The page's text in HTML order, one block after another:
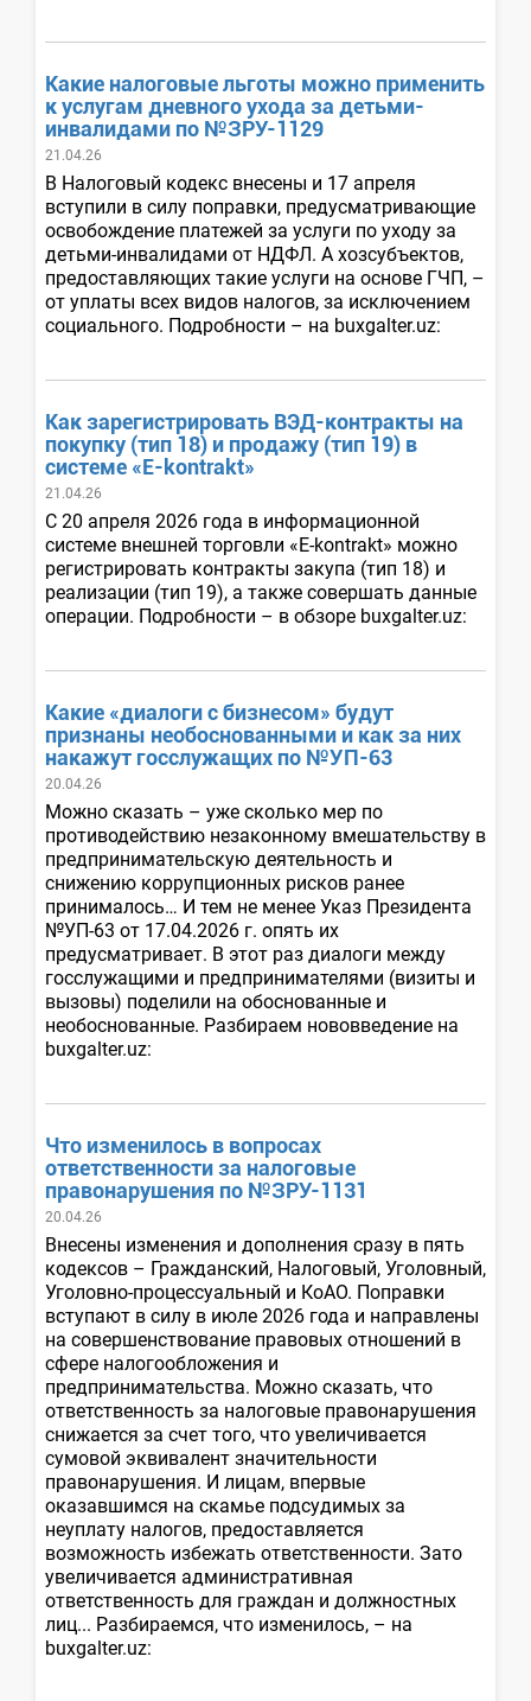
Какие налоговые льготы можно применить
к услугам дневного ухода за детьми-
инвалидами по №ЗРУ-1129
21.04.26
В Налоговый кодекс внесены и 17 апреля
вступили в силу поправки, предусматривающие
освобождение платежей за услуги по уходу за
детьми-инвалидами от НДФЛ. А хозсубъектов,
предоставляющих такие услуги на основе ГЧП, –
от уплаты всех видов налогов, за исключением
социального. Подробности – на buxgalter.uz:
Как зарегистрировать ВЭД-контракты на
покупку (тип 18) и продажу (тип 19) в
системе «E-kontrakt»
21.04.26
С 20 апреля 2026 года в информационной
системе внешней торговли «E-kontrakt» можно
регистрировать контракты закупа (тип 18) и
реализации (тип 19), а также совершать данные
операции. Подробности – в обзоре buxgalter.uz:
Какие «диалоги с бизнесом» будут
признаны необоснованными и как за них
накажут госслужащих по №УП-63
20.04.26
Можно сказать – уже сколько мер по
противодействию незаконному вмешательству в
предпринимательскую деятельность и
снижению коррупционных рисков ранее
принималось… И тем не менее Указ Президента
№УП-63 от 17.04.2026 г. опять их
предусматривает. В этот раз диалоги между
госслужащими и предпринимателями (визиты и
вызовы) поделили на обоснованные и
необоснованные. Разбираем нововведение на
buxgalter.uz:
Что изменилось в вопросах
ответственности за налоговые
правонарушения по №ЗРУ-1131
20.04.26
Внесены изменения и дополнения сразу в пять
кодексов – Гражданский, Налоговый, Уголовный,
Уголовно-процессуальный и КоАО. Поправки
вступают в силу в июле 2026 года и направлены
на совершенствование правовых отношений в
сфере налогообложения и
предпринимательства. Можно сказать, что
ответственность за налоговые правонарушения
снижается за счет того, что увеличивается
сумовой эквивалент значительности
правонарушения. И лицам, впервые
оказавшимся на скамье подсудимых за
неуплату налогов, предоставляется
возможность избежать ответственности. Зато
увеличивается административная
ответственность для граждан и должностных
лиц... Разбираемся, что изменилось, – на
buxgalter.uz: